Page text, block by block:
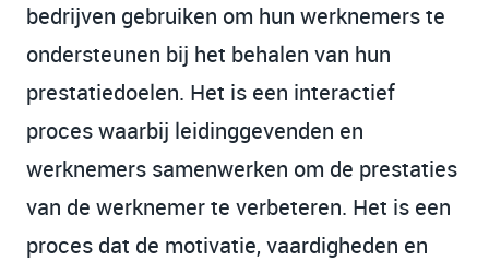
bedrijven gebruiken om hun werknemers te
ondersteunen bij het behalen van hun
prestatiedoelen. Het is een interactief
proces waarbij leidinggevenden en
werknemers samenwerken om de prestaties
van de werknemer te verbeteren. Het is een
proces dat de motivatie, vaardigheden en